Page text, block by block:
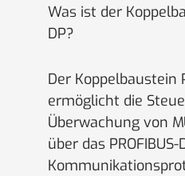
Was ist der
DP?
Der Koppelbaustein
ermöglicht die
Überwachung von
über das PROFIBUS-